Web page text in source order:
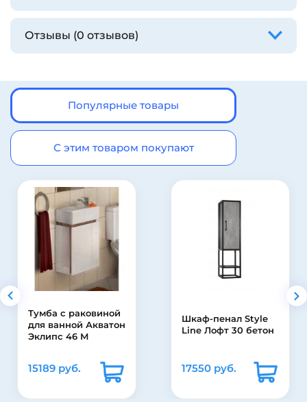
Отзывы (0 отзывов)
Популярные товары
С этим товаром покупают
Шкаф-пенал Style
Line Лофт 30 бетон
17550 руб.
Шкаф-зеркало
Francesca Виктория
70 бежевый
11940 руб.
17060 руб.